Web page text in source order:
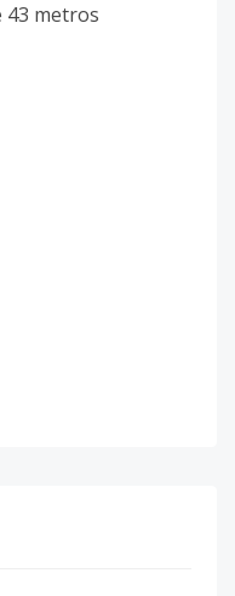
43 metros